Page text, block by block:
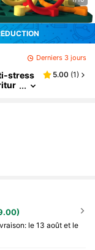
Derniers 3 jours
stress
c
5.00 (1)
le 13 août et le